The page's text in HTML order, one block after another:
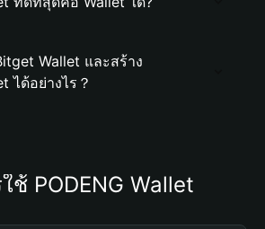
Wallet และสร้าง
ได้อย่างไร？
ช้ PODENG Wallet